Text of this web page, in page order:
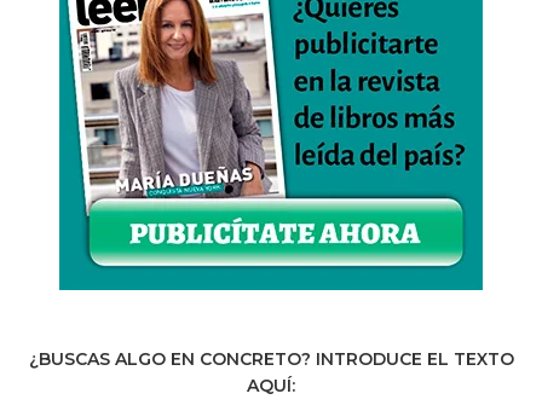
¿BUSCAS ALGO EN CONCRETO? INTRODUCE EL TEXTO
AQUÍ: